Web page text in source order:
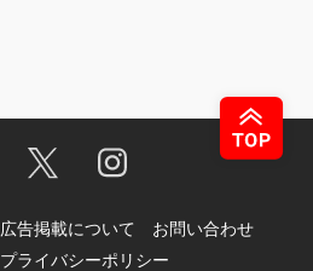
広告掲載について
お問い合わせ
プライバシーポリシー